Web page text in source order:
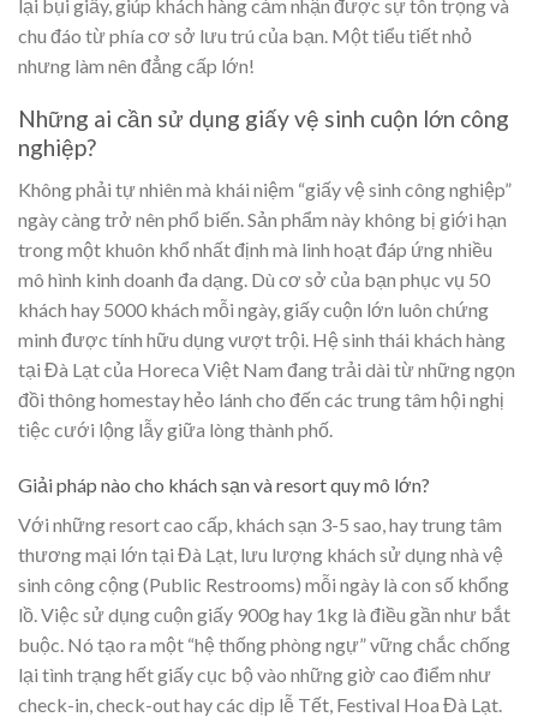
lại bụi giấy, giúp khách hàng cảm nhận được sự tôn trọng và
chu đáo từ phía cơ sở lưu trú của bạn. Một tiểu tiết nhỏ
nhưng làm nên đẳng cấp lớn!
Những ai cần sử dụng giấy vệ sinh cuộn lớn công
nghiệp?
Không phải tự nhiên mà khái niệm “giấy vệ sinh công nghiệp”
ngày càng trở nên phổ biến. Sản phẩm này không bị giới hạn
trong một khuôn khổ nhất định mà linh hoạt đáp ứng nhiều
mô hình kinh doanh đa dạng. Dù cơ sở của bạn phục vụ 50
khách hay 5000 khách mỗi ngày, giấy cuộn lớn luôn chứng
minh được tính hữu dụng vượt trội. Hệ sinh thái khách hàng
tại Đà Lạt của Horeca Việt Nam đang trải dài từ những ngọn
đồi thông homestay hẻo lánh cho đến các trung tâm hội nghị
tiệc cưới lộng lẫy giữa lòng thành phố.
Giải pháp nào cho khách sạn và resort quy mô lớn?
Với những resort cao cấp, khách sạn 3-5 sao, hay trung tâm
thương mại lớn tại Đà Lạt, lưu lượng khách sử dụng nhà vệ
sinh công cộng (Public Restrooms) mỗi ngày là con số khổng
lồ. Việc sử dụng cuộn giấy 900g hay 1kg là điều gần như bắt
buộc. Nó tạo ra một “hệ thống phòng ngự” vững chắc chống
lại tình trạng hết giấy cục bộ vào những giờ cao điểm như
check-in, check-out hay các dịp lễ Tết, Festival Hoa Đà Lạt.